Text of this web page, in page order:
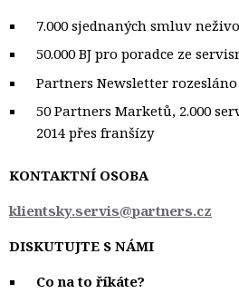
7.000 sjednaných smluv
50.000 BJ pro poradce ze
Partners Newsletter
50 Partners Marketů, 2.000
2014 přes franšízy
KONTAKTNÍ OSOBA
klientsky.servis@partners.cz
DISKUTUJTE S NÁMI
Co na to říkáte?